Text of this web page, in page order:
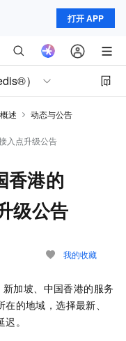
打开 APP
）
述
动态与公告
入点升级公告
香港的
级公告
我的收藏
新加坡、中国香港的服务
的地域，选择最新、
。